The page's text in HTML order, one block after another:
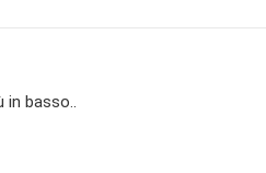
in basso..